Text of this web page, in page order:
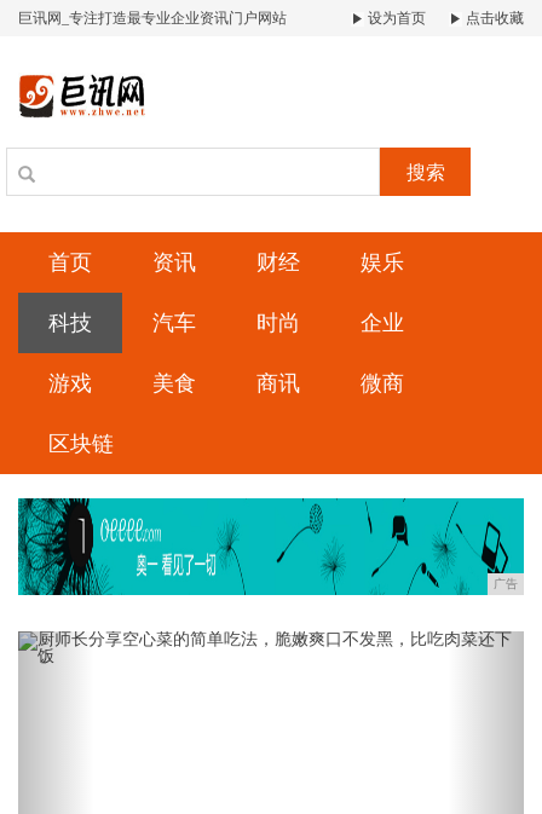
巨讯网_专注打造最专业企业资讯门户网站 设为首页 点击收藏
搜索
首页 资讯 财经 娱乐
科技 汽车 时尚 企业
游戏 美食 商讯 微商
区块链
广告
Previous Next